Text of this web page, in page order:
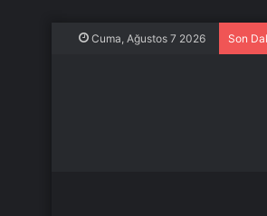
Cuma, Ağustos 7 2026 Son